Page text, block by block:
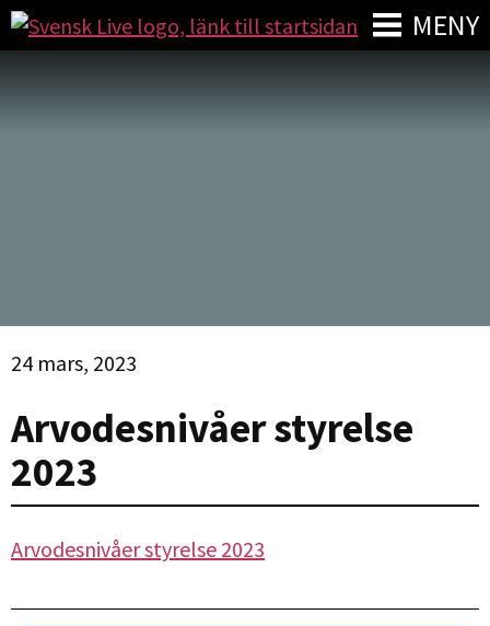
MENY
24 mars, 2023
Arvodesnivåer styrelse
2023
Arvodesnivåer styrelse 2023